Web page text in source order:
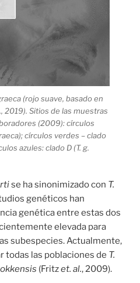
(rojo suave, basado en
2019). Sitios de las muestras
(2009): círculos
círculos verdes – clado
azules: clado D (T. g.
se ha sinonimizado con T.
genéticos han
genética entre estas dos
elevada para
subespecies. Actualmente,
todas las poblaciones de T.
(Fritzet. al., 2009).